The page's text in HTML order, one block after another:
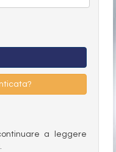
a leggere
.